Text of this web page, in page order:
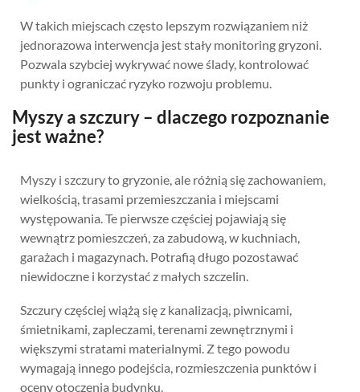
W takich miejscach często lepszym rozwiązaniem niż
jednorazowa interwencja jest stały monitoring gryzoni.
Pozwala szybciej wykrywać nowe ślady, kontrolować
punkty i ograniczać ryzyko rozwoju problemu.
Myszy a szczury – dlaczego rozpoznanie
jest ważne?
Myszy i szczury to gryzonie, ale różnią się zachowaniem,
wielkością, trasami przemieszczania i miejscami
występowania. Te pierwsze częściej pojawiają się
wewnątrz pomieszczeń, za zabudową, w kuchniach,
garażach i magazynach. Potrafią długo pozostawać
niewidoczne i korzystać z małych szczelin.
Szczury częściej wiążą się z kanalizacją, piwnicami,
śmietnikami, zapleczami, terenami zewnętrznymi i
większymi stratami materialnymi. Z tego powodu
wymagają innego podejścia, rozmieszczenia punktów i
oceny otoczenia budynku.